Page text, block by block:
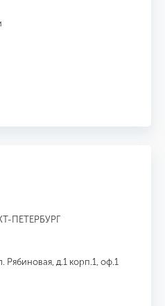
ПЕТЕРБУРГ
Рябиновая, д.1 корп.1, оф.1